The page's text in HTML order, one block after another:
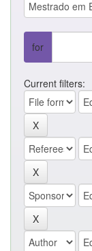
for
Current filters: